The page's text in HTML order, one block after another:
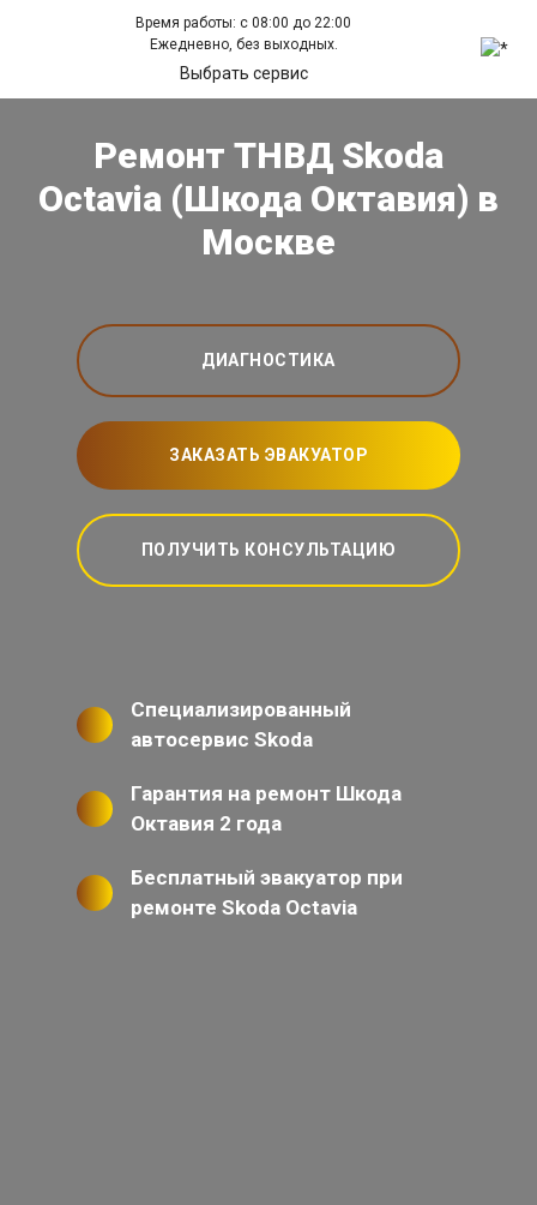
Время работы: с 08:00 до 22:00
Ежедневно, без выходных.
Выбрать сервис
Ремонт ТНВД Skoda
Octavia (Шкода Октавия) в
Москве
ДИАГНОСТИКА
ЗАКАЗАТЬ ЭВАКУАТОР
ПОЛУЧИТЬ КОНСУЛЬТАЦИЮ
Специализированный
автосервис Skoda
Гарантия на ремонт Шкода
Октавия 2 года
Бесплатный эвакуатор при
ремонте Skoda Octavia